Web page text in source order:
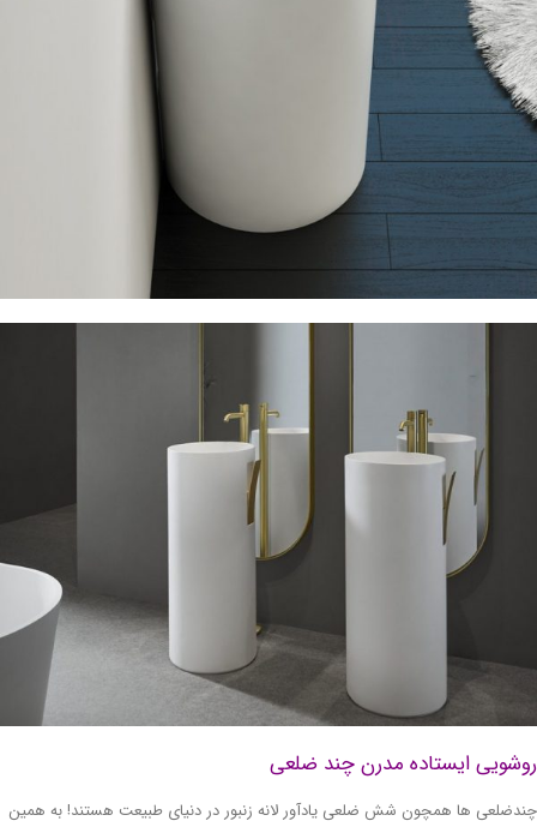
ایستاده مدرن چند ضلعی
ها همچون شش ضلعی یادآور لانه زنبور در دنیای طبیعت هستند! به همین